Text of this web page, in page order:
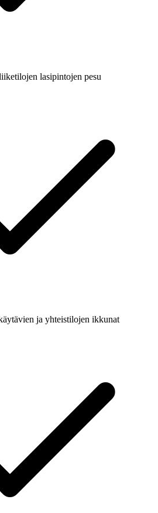
lasipintojen pesu
ja yhteistilojen ikkunat